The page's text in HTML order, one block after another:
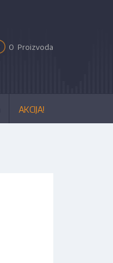
0 Proizvoda
AKCIJA!